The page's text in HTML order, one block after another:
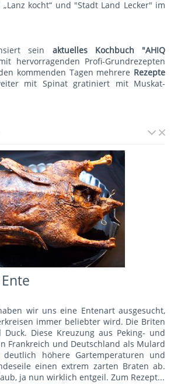
kocht“ und "Stadt Land Lecker" im
sein aktuelles Kochbuch "AHIQ
hervorragenden Profi-Grundrezepten
kommenden Tagen mehrere Rezepte
mit Spinat gratiniert mit Muskat-
wir uns eine Entenart ausgesucht,
immer beliebter wird. Die Briten
Diese Kreuzung aus Peking- und
Frankreich und Deutschland als Mulard
deutlich höhere Gartemperaturen und
einen extrem zarten Braten ab.
ja nun wirklich entgeil. Zum Rezept...